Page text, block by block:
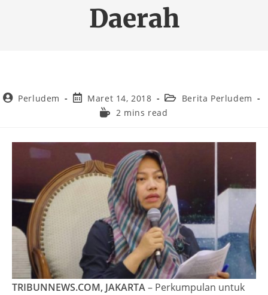
Daerah
Perludem Maret 14, 2018
Berita Perludem
2 mins read
TRIBUNNEWS.COM, JAKARTA– Perkumpulan untuk